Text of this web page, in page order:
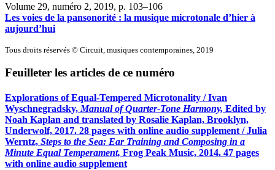
Volume 29, numéro 2, 2019, p. 103–106
Les voies de la pansonorité : la musique microtonale d’hier à
aujourd’hui
Tous droits réservés © Circuit, musiques contemporaines, 2019
Feuilleter les articles de ce numéro
Explorations of Equal-Tempered Microtonality / Ivan
Wyschnegradsky,Manual of Quarter-Tone Harmony, Edited by
Noah Kaplan and translated by Rosalie Kaplan, Brooklyn,
Underwolf, 2017. 28 pages with online audio supplement / Julia
Werntz, Steps to the Sea: Ear Training and Composing in a
Minute Equal Temperament, Frog Peak Music, 2014. 47 pages
with online audio supplement